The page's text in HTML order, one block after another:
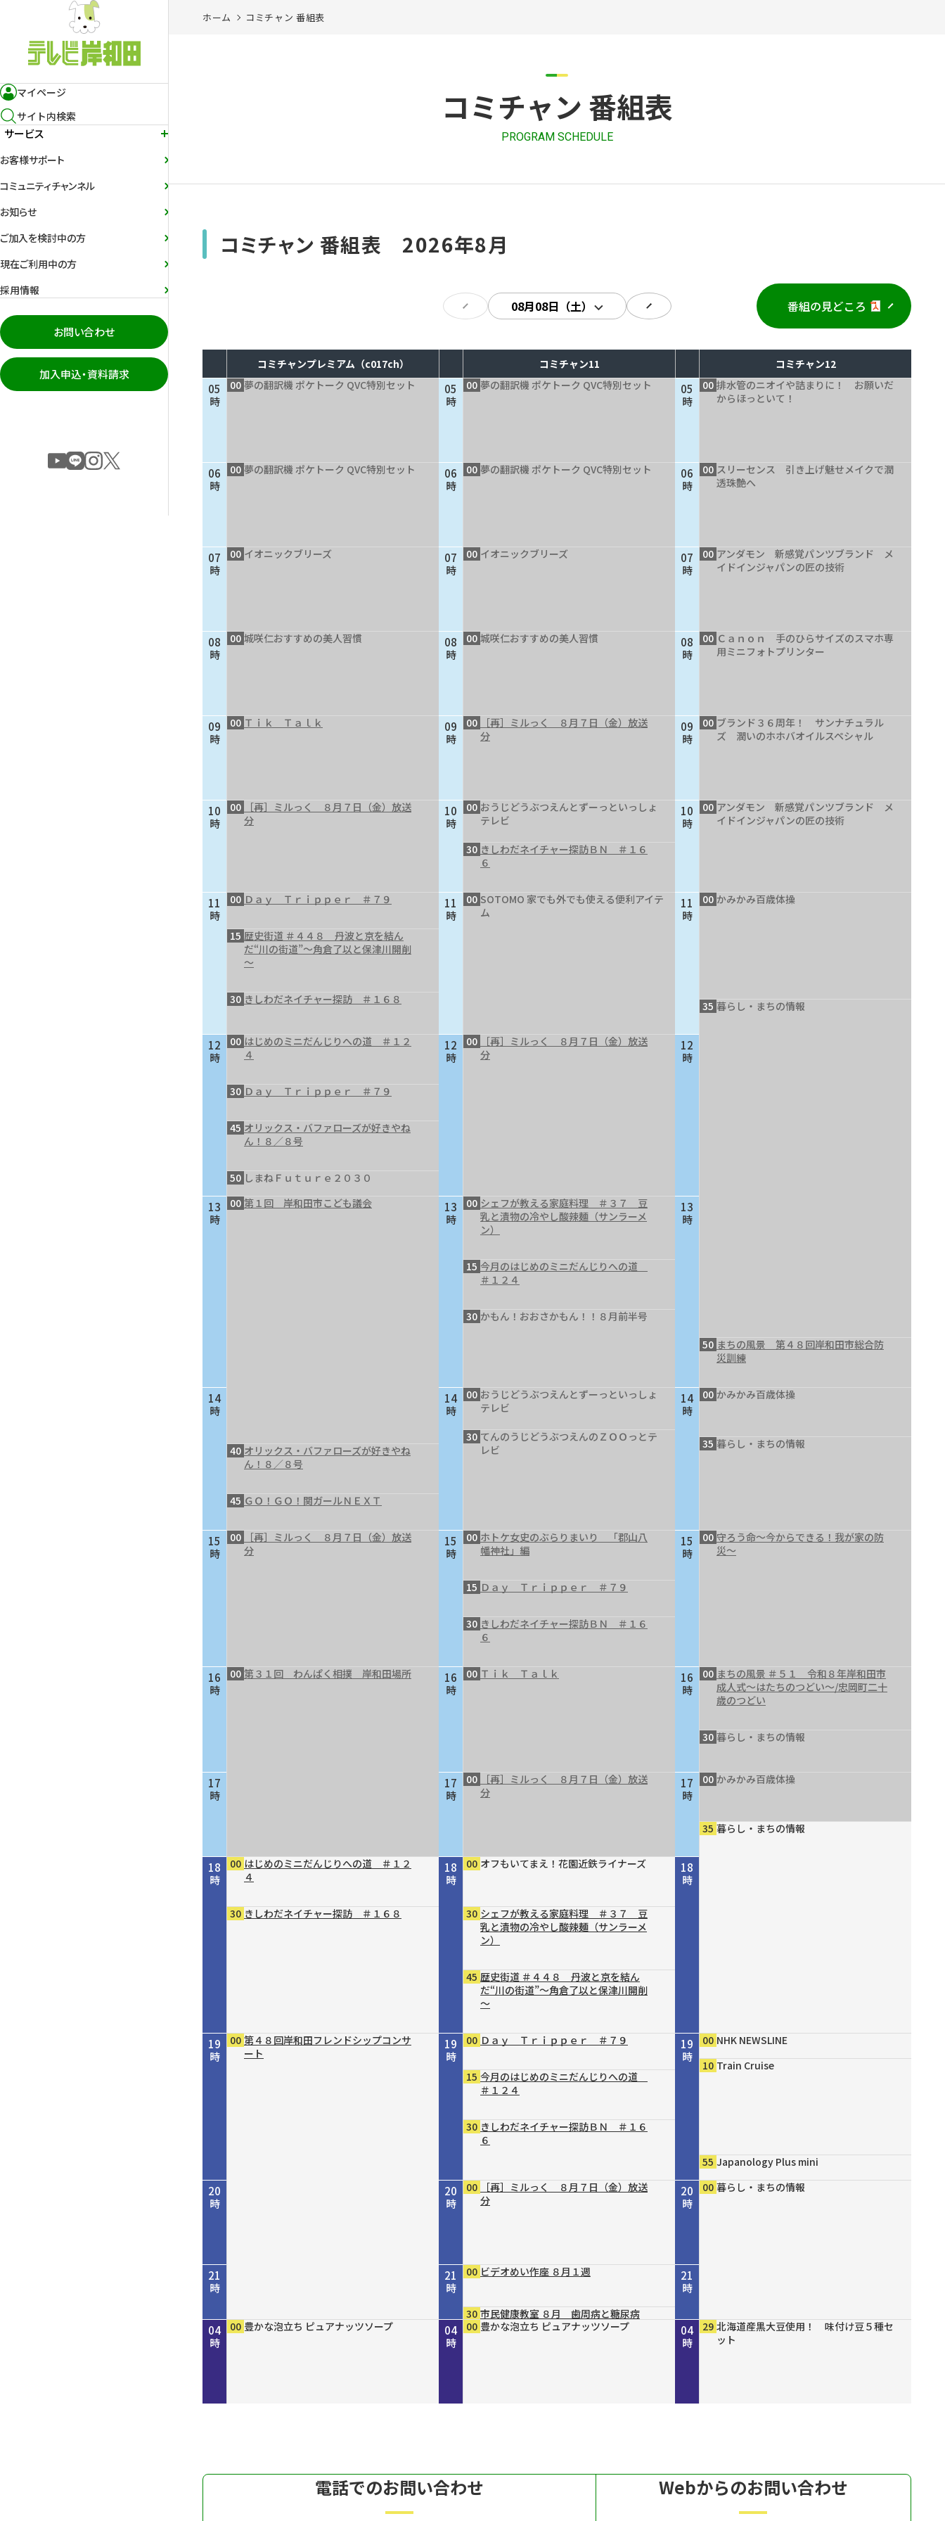
マイページ
サイト内検索
サービス
お客様サポート
コミュニティチャンネル
お知らせ
ご加入を検討中の方
現在ご利用中の方
採用情報
お問い合わせ
加入申込・資料請求
ホーム コミチャン 番組表
コミチャン 番組表
PROGRAM SCHEDULE
コミチャン 番組表 2026年8月
番組の見どころ
コミチャンプレミアム（c017ch） コミチャン11 コミチャン12
05
時
06
時
07
時
08
時
09
時
10
時
11
時
12
時
13
時
14
時
15
時
16
時
17
時
18
時
19
時
20
時
21
時
22
時
23
時
00
時
01
時
02
時
03
時
04
時
00 夢の翻訳機 ポケトーク QVC特別セット
00 夢の翻訳機 ポケトーク QVC特別セット
00 イオニックブリーズ
00 城咲仁おすすめの美人習慣
00 Ｔｉｋ Ｔａｌｋ
00
［再］ミルっく ８月７日（金）放送
分
00 Ｄａｙ Ｔｒｉｐｐｅｒ ＃７９
15 歴史街道 ＃４４８ 丹波と京を結ん
だ“川の街道”～角倉了以と保津川開削
～
30 きしわだネイチャー探訪 ＃１６８
00 はじめのミニだんじりへの道 ＃１２
４
30 Ｄａｙ Ｔｒｉｐｐｅｒ ＃７９
45 オリックス・バファローズが好きやね
ん！８／８号
50 しまねＦｕｔｕｒｅ２０３０
00 第１回 岸和田市こども議会
40 オリックス・バファローズが好きやね
ん！８／８号
45 ＧＯ！ＧＯ！関ガールＮＥＸＴ
00
［再］ミルっく ８月７日（金）放送
分
00 第３１回 わんぱく相撲 岸和田場所
00 はじめのミニだんじりへの道 ＃１２
４
30 きしわだネイチャー探訪 ＃１６８
00 第４８回岸和田フレンドシップコンサ
ート
45 歴史街道 ＃４４８ 丹波と京を結ん
00 考えよう「平和」２０２６ “最後の１人
50 しまねＦｕｔｕｒｅ２０３０
00 ［再］ミルっく ８月７日（金）放送
00 ホトケ女史のぶらりまいり 「郡山八
15 歴史街道 ＃４４８ 丹波と京を結ん
30 Ｄａｙ Ｔｒｉｐｐｅｒ ＃７９
45 ＧＯ！ＧＯ！関ガールＮＥＸＴ
00 MAHARA MODERN エスニックファッショ
00 豊かな泡立ち ピュアナッツソープ
00 豊かな泡立ち ピュアナッツソープ
00 豊かな泡立ち ピュアナッツソープ
05
時
06
時
07
時
08
時
09
時
10
時
11
時
12
時
13
時
14
時
15
時
16
時
17
時
18
時
19
時
20
時
21
時
22
時
23
時
00
時
01
時
02
時
03
時
04
時
00 夢の翻訳機 ポケトーク QVC特別セット
00 夢の翻訳機 ポケトーク QVC特別セット
00 イオニックブリーズ
00 城咲仁おすすめの美人習慣
00
［再］ミルっく ８月７日（金）放送
分
00 おうじどうぶつえんとずーっといっしょ
テレビ
30 きしわだネイチャー探訪ＢＮ ＃１６
６
00 SOTOMO 家でも外でも使える便利アイテ
ム
00
［再］ミルっく ８月７日（金）放送
分
00 シェフが教える家庭料理 ＃３７ 豆
乳と漬物の冷やし酸辣麺（サンラーメ
ン）
15 今月のはじめのミニだんじりへの道
＃１２４
30 かもん！おおさかもん！！８月前半号
00 おうじどうぶつえんとずーっといっしょ
テレビ
30 てんのうじどうぶつえんのＺＯＯっとテ
レビ
00 ホトケ女史のぶらりまいり 「郡山八
幡神社」編
15 Ｄａｙ Ｔｒｉｐｐｅｒ ＃７９
30 きしわだネイチャー探訪ＢＮ ＃１６
６
00 Ｔｉｋ Ｔａｌｋ
00
［再］ミルっく ８月７日（金）放送
分
00 オフもいてまえ！花園近鉄ライナーズ
30 シェフが教える家庭料理 ＃３７ 豆
乳と漬物の冷やし酸辣麺（サンラーメ
ン）
45 歴史街道 ＃４４８ 丹波と京を結ん
だ“川の街道”～角倉了以と保津川開削
～
00 Ｄａｙ Ｔｒｉｐｐｅｒ ＃７９
15 今月のはじめのミニだんじりへの道
＃１２４
30 きしわだネイチャー探訪ＢＮ ＃１６
６
00
［再］ミルっく ８月７日（金）放送
分
00 ビデオめい作座 ８月１週
30 市民健康教室 ８月 歯周病と糖尿病
45 倍×テレ
00 ホトケ女史のぶらりまいり 「郡山八
15 歴史街道 ＃４４８ 丹波と京を結ん
30 きしわだネイチャー探訪ＢＮ ＃１６
00 ルナジュメールファッショングッズセー
00 豊かな泡立ち ピュアナッツソープ
00 MAHARA MODERN エスニックファッショ
00 豊かな泡立ち ピュアナッツソープ
00 豊かな泡立ち ピュアナッツソープ
00 豊かな泡立ち ピュアナッツソープ
05
時
06
時
07
時
08
時
09
時
10
時
11
時
12
時
13
時
14
時
15
時
16
時
17
時
18
時
19
時
20
時
21
時
22
時
23
時
00
時
01
時
02
時
03
時
04
時
00 排水管のニオイや詰まりに！ お願いだ
からほっといて！
00 スリーセンス 引き上げ魅せメイクで潤
透珠艶へ
00 アンダモン 新感覚パンツブランド メ
イドインジャパンの匠の技術
00 Ｃａｎｏｎ 手のひらサイズのスマホ専
用ミニフォトプリンター
00 ブランド３６周年！ サンナチュラル
ズ 潤いのホホバオイルスペシャル
00 アンダモン 新感覚パンツブランド メ
イドインジャパンの匠の技術
00 かみかみ百歳体操
35 暮らし・まちの情報
50 まちの風景 第４８回岸和田市総合防
災訓練
00 かみかみ百歳体操
35 暮らし・まちの情報
00 守ろう命～今からできる！我が家の防
災～
00 まちの風景 ＃５１ 令和８年岸和田市
成人式～はたちのつどい～/忠岡町二十
歳のつどい
30 暮らし・まちの情報
00 かみかみ百歳体操
35 暮らし・まちの情報
00 NHK NEWSLINE
10 Train Cruise
55 Japanology Plus mini
00 暮らし・まちの情報
00 NHK NEWSLINE
10 NHK WORLD-JAPAN Special program
00 守ろう命プラス～今からできる！我が家
の防災～
30 災害に備える～地震編～
00 ショップスターバリュー チェンジ 美
白の日スペシャル
00 緊急開催！ 真夏の大特価市モズ
00 有機クコピューレ１００％！ オーガニ
ックゴジベリージュース
00 ブレスエアー ベストフィットピロー
２ 通気性抜群で背中までサポート
00 備長炭仕上げ こだわりのやきとり缶詰
29 北海道産黒大豆使用！ 味付け豆５種セ
ット
電話でのお問い合わせ Webからのお問い合わせ